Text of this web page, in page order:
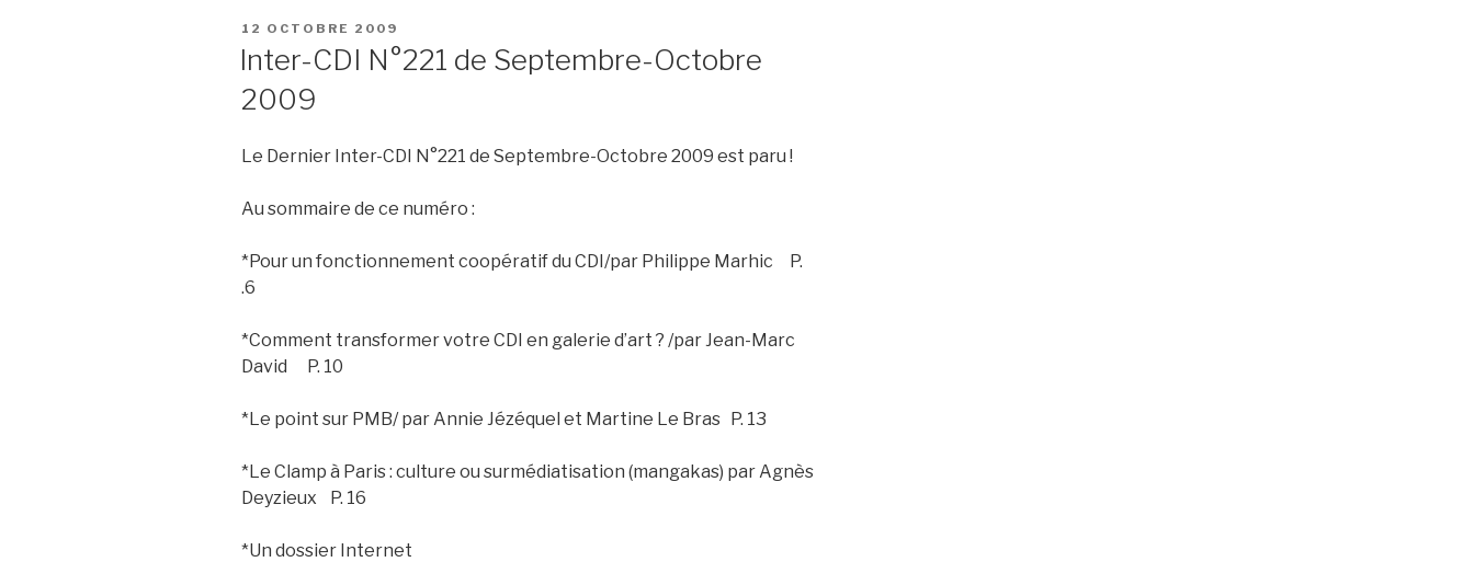
PUBLIÉ
12 OCTOBRE 2009
Inter-CDI N°221 de Septembre-Octobre
2009
Le Dernier Inter-CDI N°221 de Septembre-Octobre 2009 est paru !
Au sommaire de ce numéro :
*Pour un fonctionnement coopératif du CDI/par Philippe Marhic P.
.6
*Comment transformer votre CDI en galerie d’art ? /par Jean-Marc
David P. 10
*Le point sur PMB/ par Annie Jézéquel et Martine Le Bras P. 13
*Le Clamp à Paris : culture ou surmédiatisation (mangakas) par Agnès
Deyzieux P. 16
*Un dossier Internet